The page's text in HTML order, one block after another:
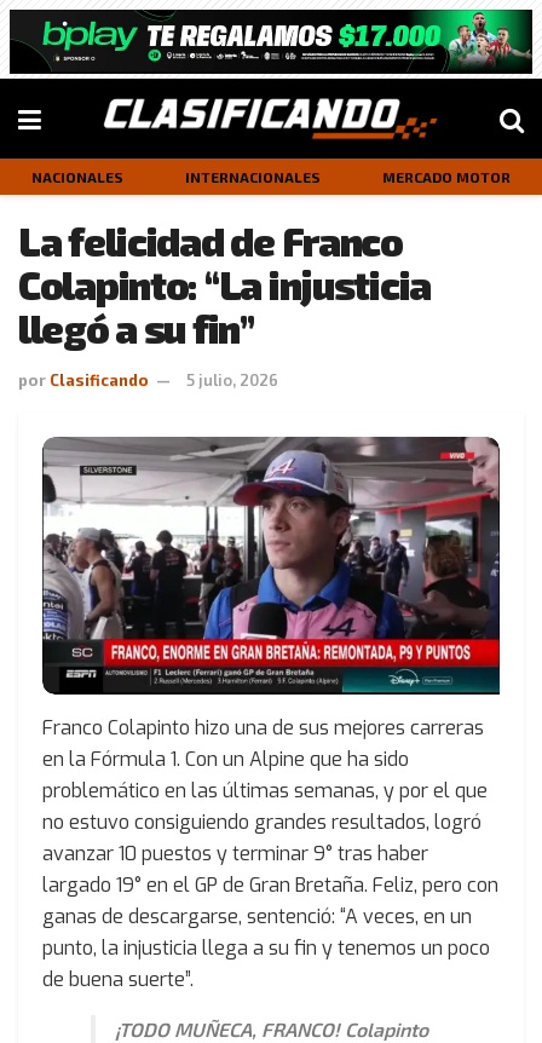
NACIONALES INTERNACIONALES MERCADO MOTOR
La felicidad de Franco
Colapinto: “La injusticia
llegó a su fin”
por Clasificando 5 julio, 2026
Franco Colapinto hizo una de sus mejores carreras
en la Fórmula 1. Con un Alpine que ha sido
problemático en las últimas semanas, y por el que
no estuvo consiguiendo grandes resultados, logró
avanzar 10 puestos y terminar 9° tras haber
largado 19° en el GP de Gran Bretaña. Feliz, pero con
ganas de descargarse, sentenció: “A veces, en un
punto, la injusticia llega a su fin y tenemos un poco
de buena suerte”.
¡TODO MUÑECA, FRANCO! Colapinto